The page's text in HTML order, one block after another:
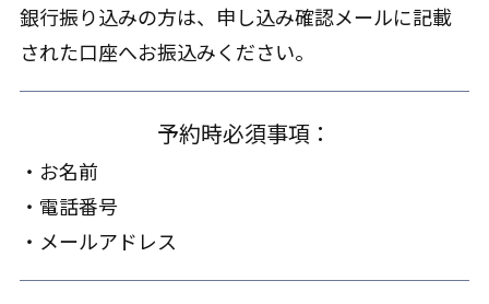
銀行振り込みの方は、申し込み確認メールに記載
された口座へお振込みください。
予約時必須事項：
・お名前
・電話番号
・メールアドレス